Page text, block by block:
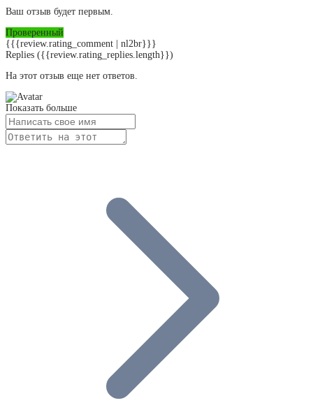
Ваш отзыв будет первым.
Проверенный
{{{review.rating_comment | nl2br}}}
Replies ({{review.rating_replies.length}})
На этот отзыв еще нет ответов.
Показать больше